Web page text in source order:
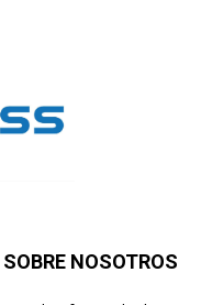
SOBRE NOSOTROS